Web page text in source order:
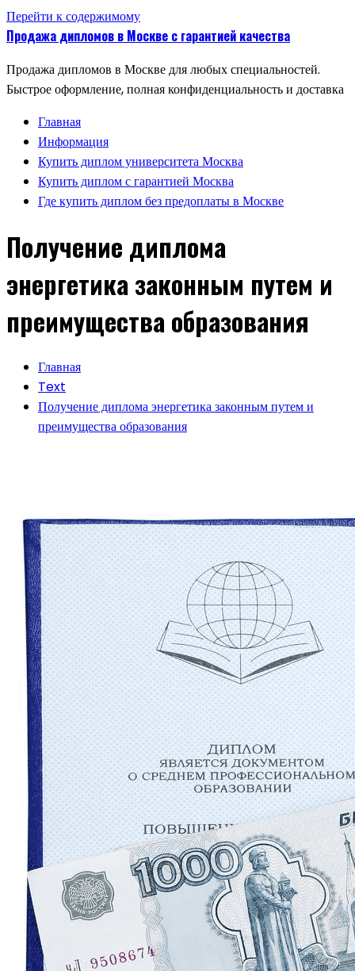
Перейти к содержимому
Продажа дипломов в Москве с гарантией качества
Продажа дипломов в Москве для любых специальностей.
Быстрое оформление, полная конфиденциальность и доставка
Главная
Информация
Купить диплом университета Москва
Купить диплом с гарантией Москва
Где купить диплом без предоплаты в Москве
Получение диплома
энергетика законным путем и
преимущества образования
Главная
Text
Получение диплома энергетика законным путем и
преимущества образования